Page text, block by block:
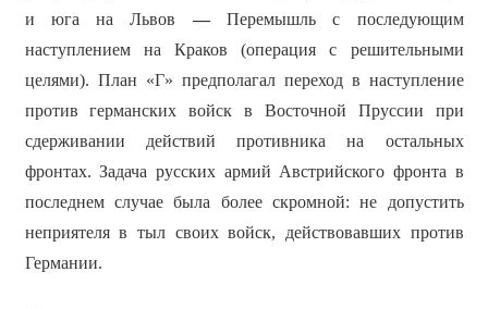
и юга на Львов — Перемышль с последующим
наступлением на Краков (операция с решительными
целями). План «Г» предполагал переход в наступление
против германских войск в Восточной Пруссии при
сдерживании действий противника на остальных
фронтах. Задача русских армий Австрийского фронта в
последнем случае была более скромной: не допустить
неприятеля в тыл своих войск, действовавших против
Германии.